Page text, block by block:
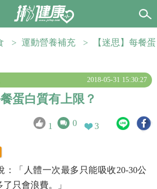
> 運動營養補充 >
【迷思】每餐蛋
2018-05-31 15:30:27
餐蛋白質有上限？
1 0 3
：「人體一次最多只能吸收20-30公
只會浪費。」